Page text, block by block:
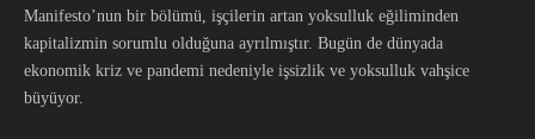
Manifesto’nun bir bölümü, işçilerin artan yoksulluk eğiliminden
kapitalizmin sorumlu olduğuna ayrılmıştır. Bugün de dünyada
ekonomik kriz ve pandemi nedeniyle işsizlik ve yoksulluk vahşice
büyüyor.